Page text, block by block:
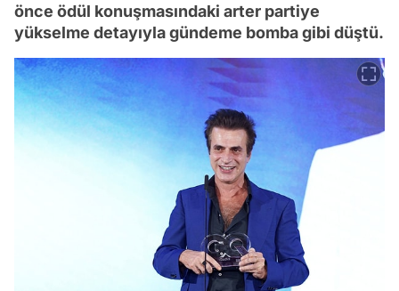
önce ödül konuşmasındaki arter partiye
yükselme detayıyla gündeme bomba gibi düştü.